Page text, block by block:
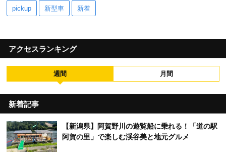
pickup 新型車 新着
アクセスランキング
週間 月間
新着記事
【新潟県】阿賀野川の遊覧船に乗れる！「道の駅
阿賀の里」で楽しむ渓谷美と地元グルメ